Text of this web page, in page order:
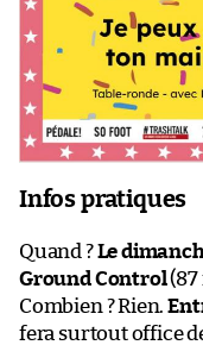
Infos pratiques
Quand ?Le
Ground Control(87
Combien ? Rien.
fera surtout office